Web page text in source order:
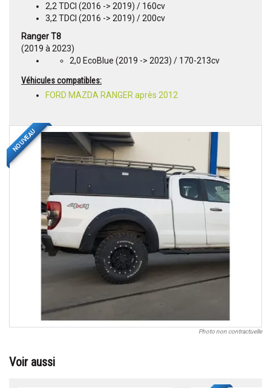
2,2 TDCI (2016 -> 2019) / 160cv
3,2 TDCI (2016 -> 2019) / 200cv
Ranger T8
(2019 à 2023)
2,0 EcoBlue (2019 -> 2023) / 170-213cv
Véhicules compatibles:
FORD MAZDA RANGER après 2012
NOUVEAU
Photo non contractuelle
Voir aussi